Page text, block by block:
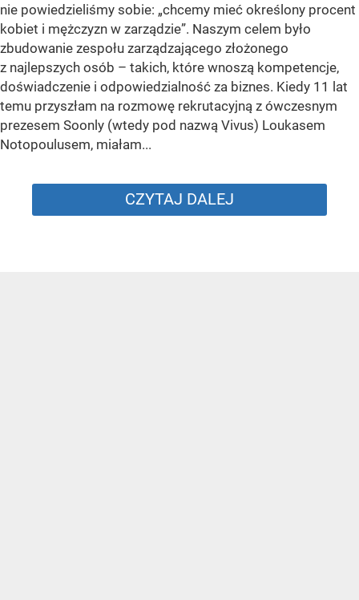
nie powiedzieliśmy sobie: „chcemy mieć określony procent
kobiet i mężczyzn w zarządzie”. Naszym celem było
zbudowanie zespołu zarządzającego złożonego
z najlepszych osób – takich, które wnoszą kompetencje,
doświadczenie i odpowiedzialność za biznes. Kiedy 11 lat
temu przyszłam na rozmowę rekrutacyjną z ówczesnym
prezesem Soonly (wtedy pod nazwą Vivus) Loukasem
Notopoulusem, miałam...
CZYTAJ DALEJ